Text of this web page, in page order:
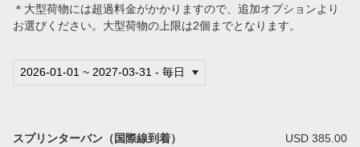
＊大型荷物には超過料金がかかりますので、追加オプションより
お選びください。大型荷物の上限は2個までとなります。
スプリンターバン（国際線到着） USD 385.00